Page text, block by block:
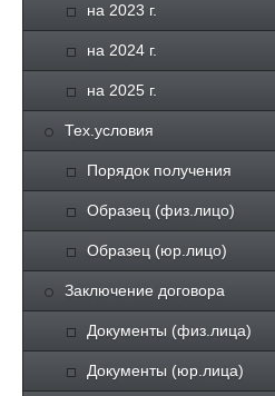
на 2023 г.
на 2024 г.
на 2025 г.
Тех.условия
Порядок получения
Образец (физ.лицо)
Образец (юр.лицо)
Заключение договора
Документы (физ.лица)
Документы (юр.лица)